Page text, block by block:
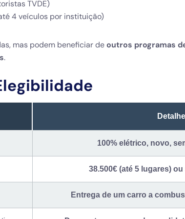
TVDE)
4 veículos por instituição)
mas podem beneficiar de outros programas
.
100% elétrico, novo,
38.500€ (até 5 lugares)
Entrega de um carro a